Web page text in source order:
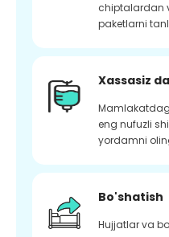
chiptalardan
paketlarni
Xassasiz
eng nufuzli
yordamni
Bo'shatish
Hujjatlar va